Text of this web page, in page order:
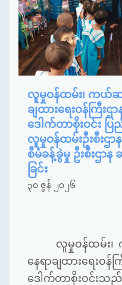
လူမှုဝန်ထမ်း၊ ကယ်ဆ
ချထားရေးဝန်ကြီးဌ
ဒေါက်တာစိုးဝင်း ပ
လူမှုဝန်ထမ်းဦးစီးဌ
စီမံခန့်ခွဲမှု ဦးစီးဌာန
ခြင်း
၃၀ ဇွန် ၂၀၂၆
လူမှုဝန်ထမ်း
နေရာချထားရေးဝန်
ဒေါက်တာစိုးဝင်